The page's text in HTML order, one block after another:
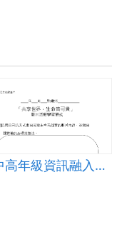
低中高年級資訊融入生命教育宣導研習學習單